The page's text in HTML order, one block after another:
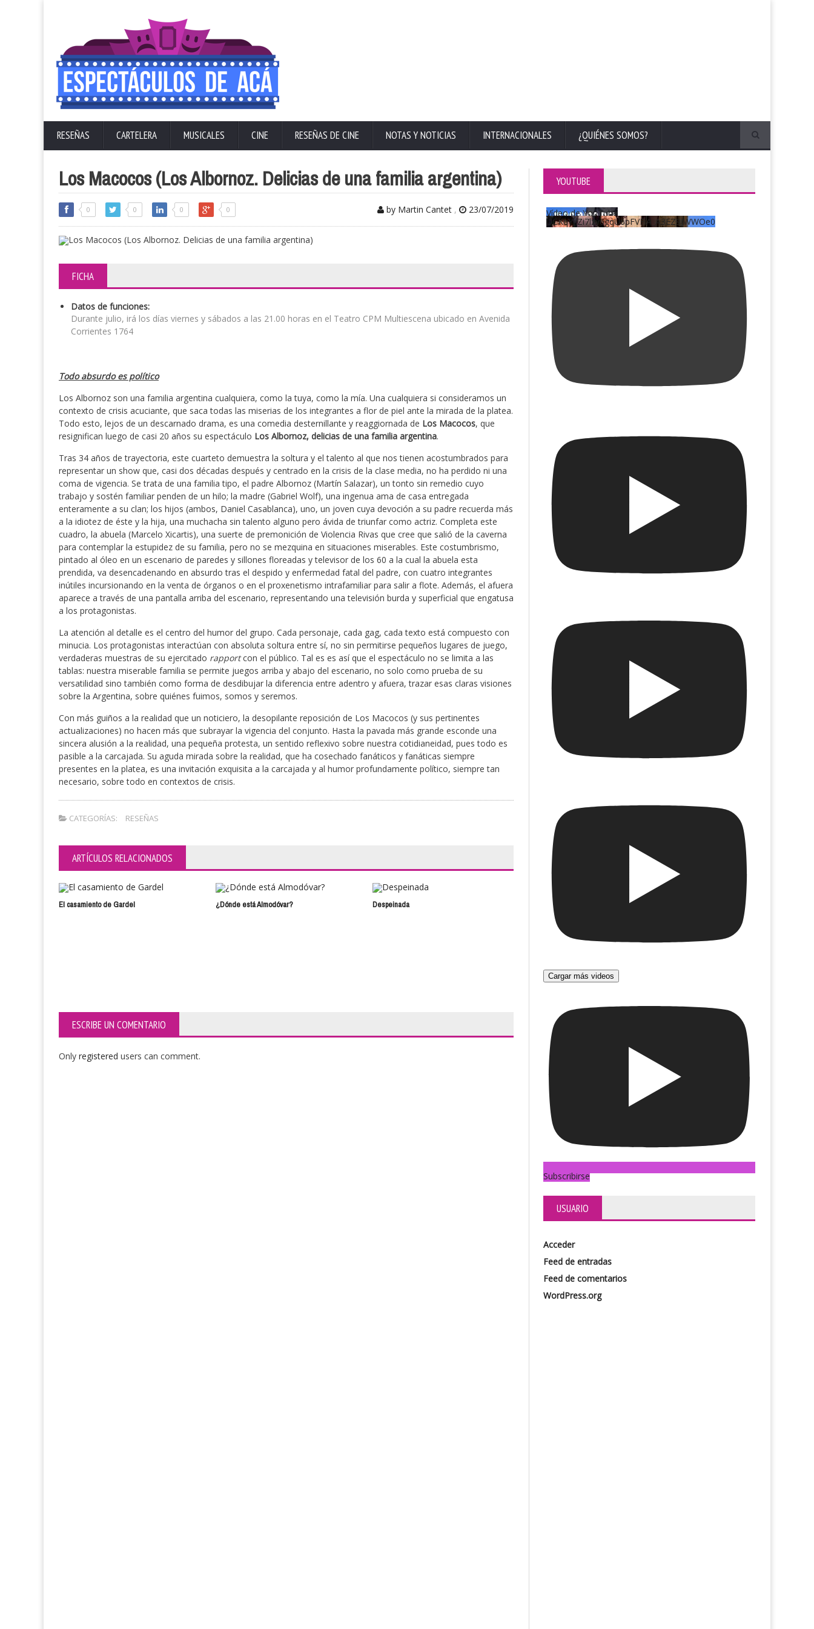
RESEÑAS CARTELERA MUSICALES CINE RESEÑAS DE CINE NOTAS Y NOTICIAS INTERNACIONALES ¿QUIÉNES SOMOS?
Los Macocos (Los Albornoz. Delicias de una familia argentina)
0 0 0 0 by Martin Cantet , 23/07/2019
FICHA
Datos de funciones:
Durante julio, irá los días viernes y sábados a las 21.00 horas en el Teatro CPM Multiescena ubicado en Avenida
Corrientes 1764
Todo absurdo es político
Los Albornoz son una familia argentina cualquiera, como la tuya, como la mía. Una cualquiera si consideramos un
contexto de crisis acuciante, que saca todas las miserias de los integrantes a flor de piel ante la mirada de la platea.
Todo esto, lejos de un descarnado drama, es una comedia desternillante y reaggiornada de Los Macocos, que
resignifican luego de casi 20 años su espectáculo Los Albornoz, delicias de una familia argentina.
Tras 34 años de trayectoria, este cuarteto demuestra la soltura y el talento al que nos tienen acostumbrados para
representar un show que, casi dos décadas después y centrado en la crisis de la clase media, no ha perdido ni una
coma de vigencia. Se trata de una familia tipo, el padre Albornoz (Martín Salazar), un tonto sin remedio cuyo
trabajo y sostén familiar penden de un hilo; la madre (Gabriel Wolf), una ingenua ama de casa entregada
enteramente a su clan; los hijos (ambos, Daniel Casablanca), uno, un joven cuya devoción a su padre recuerda más
a la idiotez de éste y la hija, una muchacha sin talento alguno pero ávida de triunfar como actriz. Completa este
cuadro, la abuela (Marcelo Xicartis), una suerte de premonición de Violencia Rivas que cree que salió de la caverna
para contemplar la estupidez de su familia, pero no se mezquina en situaciones miserables. Este costumbrismo,
pintado al óleo en un escenario de paredes y sillones floreadas y televisor de los 60 a la cual la abuela esta
prendida, va desencadenando en absurdo tras el despido y enfermedad fatal del padre, con cuatro integrantes
inútiles incursionando en la venta de órganos o en el proxenetismo intrafamiliar para salir a flote. Además, el afuera
aparece a través de una pantalla arriba del escenario, representando una televisión burda y superficial que engatusa
a los protagonistas.
La atención al detalle es el centro del humor del grupo. Cada personaje, cada gag, cada texto está compuesto con
minucia. Los protagonistas interactúan con absoluta soltura entre sí, no sin permitirse pequeños lugares de juego,
verdaderas muestras de su ejercitado rapportcon el público. Tal es es así que el espectáculo no se limita a las
tablas: nuestra miserable familia se permite juegos arriba y abajo del escenario, no solo como prueba de su
versatilidad sino también como forma de desdibujar la diferencia entre adentro y afuera, trazar esas claras visiones
sobre la Argentina, sobre quiénes fuimos, somos y seremos.
Con más guiños a la realidad que un noticiero, la desopilante reposición de Los Macocos (y sus pertinentes
actualizaciones) no hacen más que subrayar la vigencia del conjunto. Hasta la pavada más grande esconde una
sincera alusión a la realidad, una pequeña protesta, un sentido reflexivo sobre nuestra cotidianeidad, pues todo es
pasible a la carcajada. Su aguda mirada sobre la realidad, que ha cosechado fanáticos y fanáticas siempre
presentes en la platea, es una invitación exquisita a la carcajada y al humor profundamente político, siempre tan
necesario, sobre todo en contextos de crisis.
CATEGORÍAS: RESEÑAS
ARTÍCULOS RELACIONADOS
El casamiento de Gardel ¿Dónde está Almodóvar? Despeinada
ESCRIBE UN COMENTARIO
Only registered users can comment.
YOUTUBE
Vídeo de YouTube
UCKqYjiZi7lzy6gqU6pFVFiA_A3EZ9JWWOe0
Cargar más videos
Subscribirse
USUARIO
Acceder
Feed de entradas
Feed de comentarios
WordPress.org